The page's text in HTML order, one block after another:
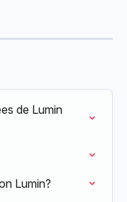
de Lumin
Lumin?